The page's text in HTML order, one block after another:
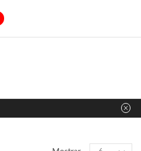
Products